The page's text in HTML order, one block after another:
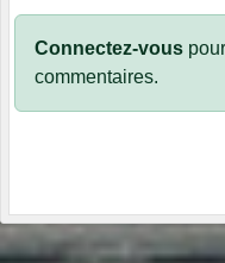
Connectez-vous
commentaires.